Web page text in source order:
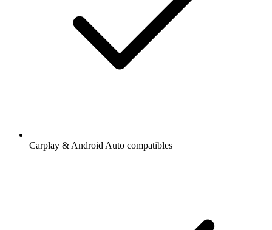
Carplay & Android Auto compatibles